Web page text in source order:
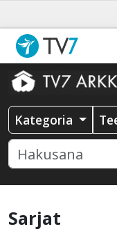
Kategoria
Sarjat